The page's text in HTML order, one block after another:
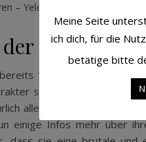
– Yelena, Alexei, Natasha –
Reserved.
rote Raum
1964 in Tales of
sich innerhalb der
allerhand Input mit sich.
einige Infos mehr über
Meine Seite
ich dich, für die
betätige bitte